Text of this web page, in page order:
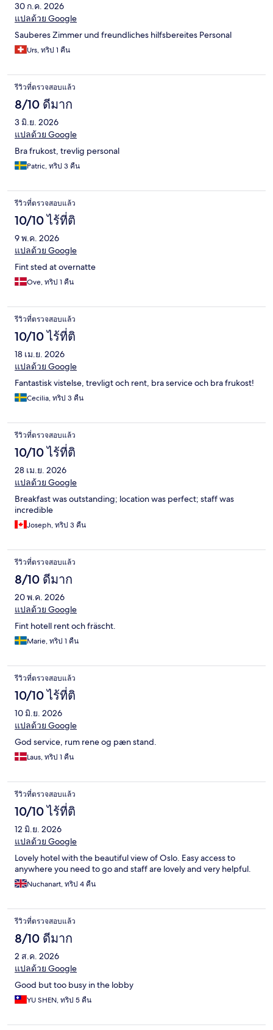
30 ก.ค. 2026
แปลด้วย Google
Sauberes Zimmer und freundliches hilfsbereites Personal
Urs, ทริป 1 คืน
รีวิวที่ตรวจสอบแล้ว
8/10 ดีมาก
3 มิ.ย. 2026
แปลด้วย Google
Bra frukost, trevlig personal
Patric, ทริป 3 คืน
รีวิวที่ตรวจสอบแล้ว
10/10 ไร้ที่ติ
9 พ.ค. 2026
แปลด้วย Google
Fint sted at overnatte
Ove, ทริป 1 คืน
รีวิวที่ตรวจสอบแล้ว
10/10 ไร้ที่ติ
18 เม.ย. 2026
แปลด้วย Google
Fantastisk vistelse, trevligt och rent, bra service och bra frukost!
Cecilia, ทริป 3 คืน
รีวิวที่ตรวจสอบแล้ว
10/10 ไร้ที่ติ
28 เม.ย. 2026
แปลด้วย Google
Breakfast was outstanding; location was perfect; staff was
incredible
Joseph, ทริป 3 คืน
รีวิวที่ตรวจสอบแล้ว
8/10 ดีมาก
20 พ.ค. 2026
แปลด้วย Google
Fint hotell rent och fräscht.
Marie, ทริป 1 คืน
รีวิวที่ตรวจสอบแล้ว
10/10 ไร้ที่ติ
10 มิ.ย. 2026
แปลด้วย Google
God service, rum rene og pæn stand.
Laus, ทริป 1 คืน
รีวิวที่ตรวจสอบแล้ว
10/10 ไร้ที่ติ
12 มิ.ย. 2026
แปลด้วย Google
Lovely hotel with the beautiful view of Oslo. Easy access to
anywhere you need to go and staff are lovely and very helpful.
Nuchanart, ทริป 4 คืน
รีวิวที่ตรวจสอบแล้ว
8/10 ดีมาก
2 ส.ค. 2026
แปลด้วย Google
Good but too busy in the lobby
YU SHEN, ทริป 5 คืน